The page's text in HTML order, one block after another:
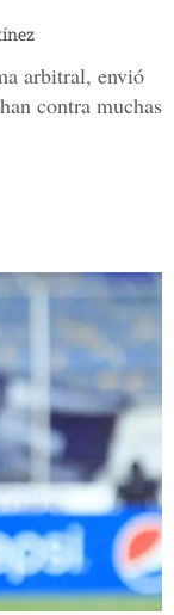
arbitral, envió
contra muchas